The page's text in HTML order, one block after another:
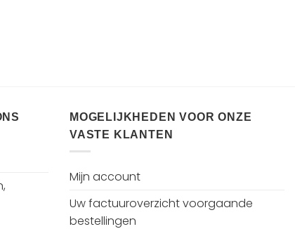
MOGELIJKHEDEN VOOR ONZE
VASTE KLANTEN
Mijn account
Uw factuuroverzicht voorgaande
bestellingen